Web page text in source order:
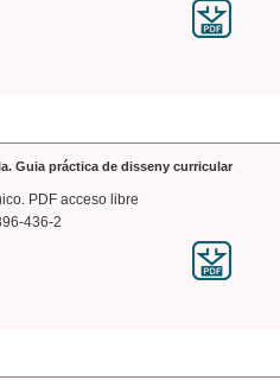
Guia práctica de disseny curricular
PDF acceso libre
436-2